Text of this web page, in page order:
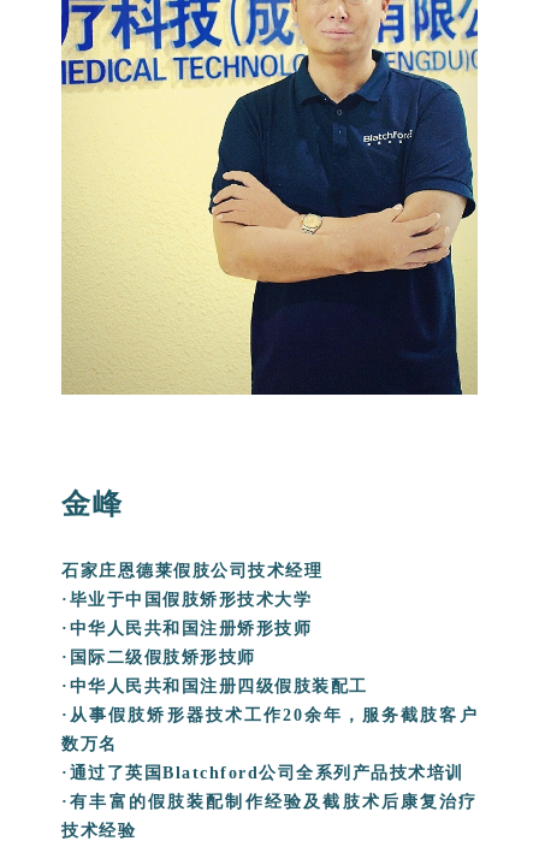
金峰
石家庄恩德莱假肢公司技术经理
·毕业于中国假肢矫形技术大学
·中华人民共和国注册矫形技师
·国际二级假肢矫形技师
·中华人民共和国注册四级假肢装配工
·从事假肢矫形器技术工作20余年，服务截肢客户
数万名
·通过了英国Blatchford公司全系列产品技术培训
·有丰富的假肢装配制作经验及截肢术后康复治疗
技术经验